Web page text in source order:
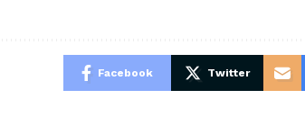
Facebook Twitter